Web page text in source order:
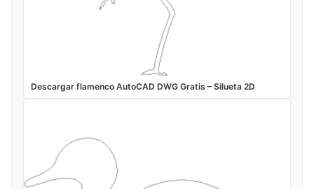
Descargar flamenco AutoCAD DWG Gratis – Silueta 2D